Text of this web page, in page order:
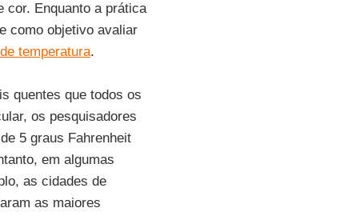
cor. Enquanto a prática
como objetivo avaliar
temperatura.
quentes que todos os
os pesquisadores
5 graus Fahrenheit
em algumas
as cidades de
as maiores